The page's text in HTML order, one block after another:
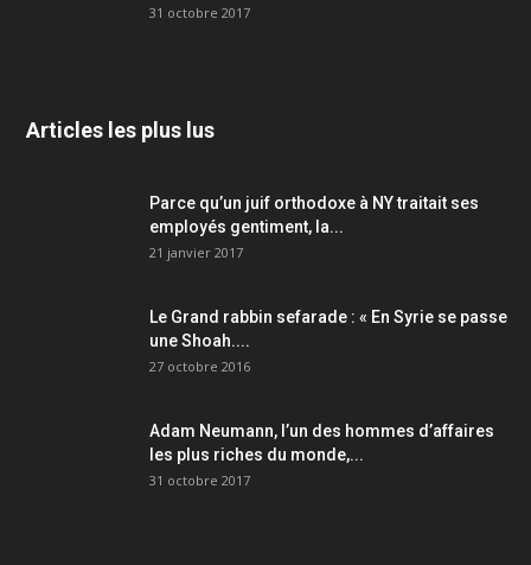
31 octobre 2017
Articles les plus lus
Parce qu’un juif orthodoxe à NY traitait ses
employés gentiment, la...
21 janvier 2017
Le Grand rabbin sefarade : « En Syrie se passe
une Shoah....
27 octobre 2016
Adam Neumann, l’un des hommes d’affaires
les plus riches du monde,...
31 octobre 2017